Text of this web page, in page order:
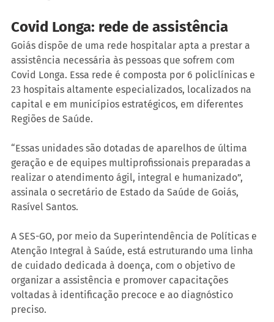
Covid Longa: rede de assistência
Goiás dispõe de uma rede hospitalar apta a prestar a
assistência necessária às pessoas que sofrem com
Covid Longa. Essa rede é composta por 6 policlínicas e
23 hospitais altamente especializados, localizados na
capital e em municípios estratégicos, em diferentes
Regiões de Saúde.
“Essas unidades são dotadas de aparelhos de última
geração e de equipes multiprofissionais preparadas a
realizar o atendimento ágil, integral e humanizado”,
assinala o secretário de Estado da Saúde de Goiás,
Rasível Santos.
A SES-GO, por meio da Superintendência de Políticas e
Atenção Integral à Saúde, está estruturando uma linha
de cuidado dedicada à doença, com o objetivo de
organizar a assistência e promover capacitações
voltadas à identificação precoce e ao diagnóstico
preciso.